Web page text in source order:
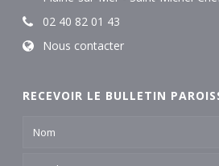
02 40 82 01 43
Nous contacter
RECEVOIR LE BULLETIN